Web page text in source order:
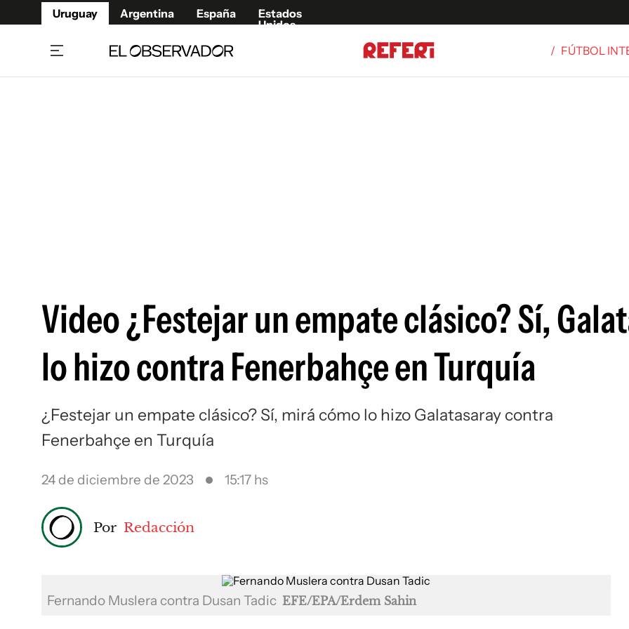
Uruguay Argentina España
Estados
Unidos
/ FÚTBOL
Video ¿Festejar un empate clásico? Sí,
lo hizo contra Fenerbahçe en Turquía
¿Festejar un empate clásico? Sí, mirá cómo lo hizo Galatasaray contra
Fenerbahçe en Turquía
24 de diciembre de 2023 15:17 hs
Por Redacción
Fernando Muslera contra Dusan Tadic EFE/EPA/Erdem Sahin